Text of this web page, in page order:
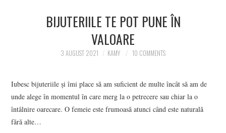
BIJUTERIILE TE POT PUNE ÎN
VALOARE
3 AUGUST 2021 KAMY 10 COMMENTS
Iubesc bijuteriile și îmi place să am suficient de multe încât să am de
unde alege în momentul în care merg la o petrecere sau chiar la o
întâlnire oarecare. O femeie este frumoasă atunci când este naturală
fără alte…